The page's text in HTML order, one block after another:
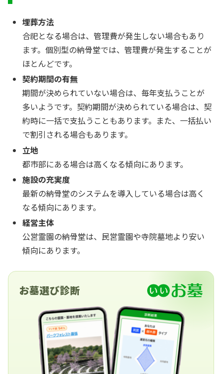
埋葬方法
合祀となる場合は、管理費が発生しない場合もあり
ます。個別型の納骨堂では、管理費が発生することが
ほとんどです。
契約期間の有無
期間が決められていない場合は、毎年支払うことが
多いようです。契約期間が決められている場合は、契
約時に一括で支払うこともあります。また、一括払い
で割引される場合もあります。
立地
都市部にある場合は高くなる傾向にあります。
施設の充実度
最新の納骨堂のシステムを導入している場合は高く
なる傾向にあります。
経営主体
公営霊園の納骨堂は、民営霊園や寺院墓地より安い
傾向にあります。
お墓選び診断